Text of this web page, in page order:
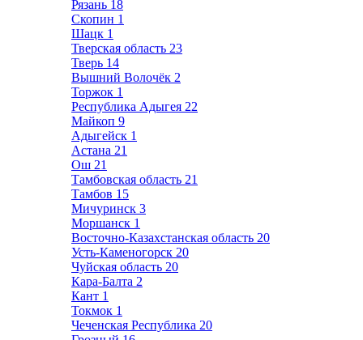
Рязань 18
Скопин 1
Шацк 1
Тверская область 23
Тверь 14
Вышний Волочёк 2
Торжок 1
Республика Адыгея 22
Майкоп 9
Адыгейск 1
Астана 21
Ош 21
Тамбовская область 21
Тамбов 15
Мичуринск 3
Моршанск 1
Восточно-Казахстанская область 20
Усть-Каменогорск 20
Чуйская область 20
Кара-Балта 2
Кант 1
Токмок 1
Чеченская Республика 20